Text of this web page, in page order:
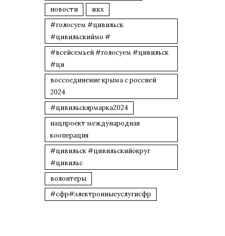
новости
жкх
#голосуем #цивильск
#цивильскиймо #
#всейсемьей #голосуем #цивильск
#ци
воссоединение крыма с россией
2024
#цивильскярмарка2024
нацпроект международная
кооперация
#цивильск #цивильскийокруг
#цивильс
волонтеры
#сфр#электронныеуслугисфр